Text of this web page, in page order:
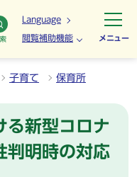
Language
閲覧補助機能 メニュー
子育て 保育所
る新型コロナ
判明時の対応